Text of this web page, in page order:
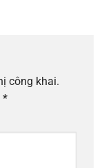
công khai.
*